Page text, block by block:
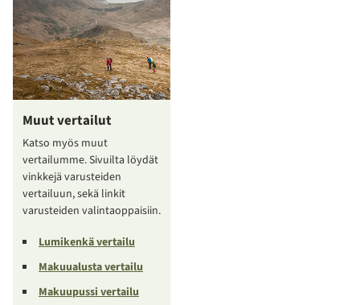
Muut vertailut
Katso myös muut
vertailumme. Sivuilta löydät
vinkkejä varusteiden
vertailuun, sekä linkit
varusteiden valintaoppaisiin.
Lumikenkä vertailu
Makuualusta vertailu
Makuupussi vertailu